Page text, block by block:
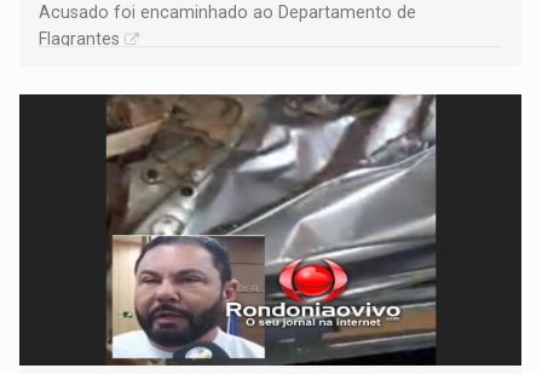
Acusado foi encaminhado ao Departamento de
Flagrantes